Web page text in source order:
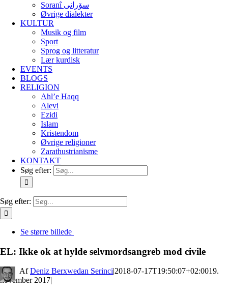
Soranî سۆرانی
Øvrige dialekter
KULTUR
Musik og film
Sport
Sprog og litteratur
Lær kurdisk
EVENTS
BLOGS
RELIGION
Ahl’e Haqq
Alevi
Ezidi
Islam
Kristendom
Øvrige religioner
Zarathustrianisme
KONTAKT
Søg efter:
Søg efter:
Se større billede
EL: Ikke ok at hylde selvmordsangreb mod civile
By Deniz Berxwedan Serinci|2018-07-17T19:50:07+02:0019.
november 2017|